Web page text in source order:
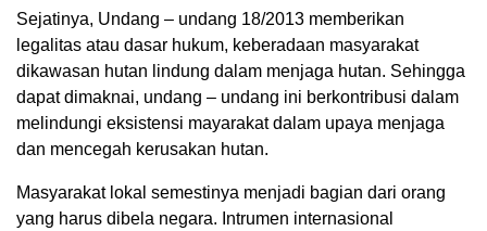
Sejatinya, Undang – undang 18/2013 memberikan
legalitas atau dasar hukum, keberadaan masyarakat
dikawasan hutan lindung dalam menjaga hutan. Sehingga
dapat dimaknai, undang – undang ini berkontribusi dalam
melindungi eksistensi mayarakat dalam upaya menjaga
dan mencegah kerusakan hutan.
Masyarakat lokal semestinya menjadi bagian dari orang
yang harus dibela negara. Intrumen internasional